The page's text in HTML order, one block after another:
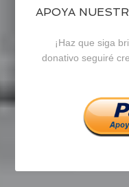
en
APOYA
¡Haz que siga
donativo seguiré